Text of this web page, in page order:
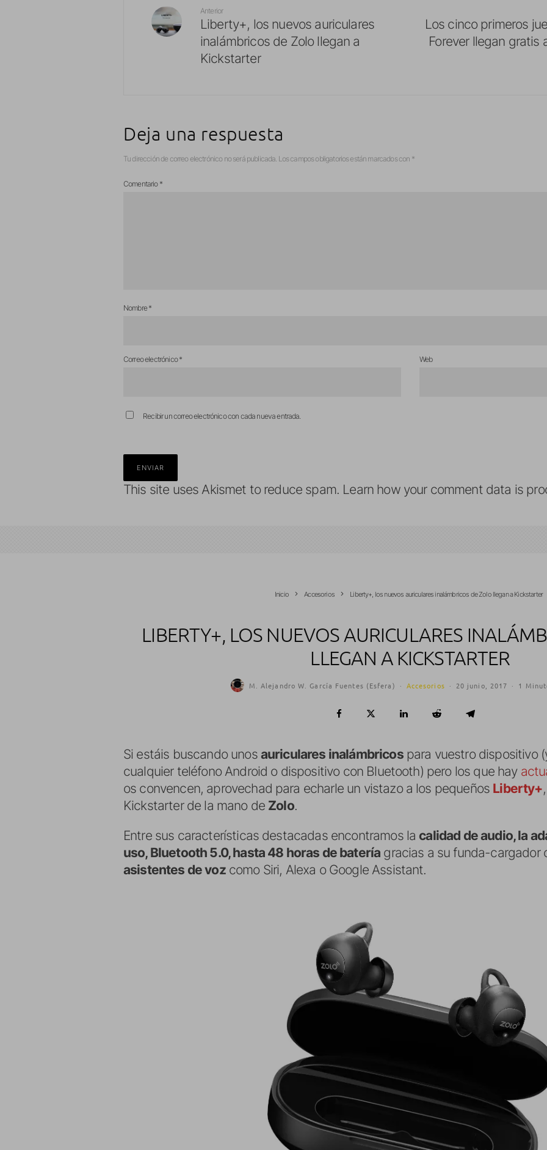
Anterior
Liberty+, los nuevos auriculares
inalámbricos de Zolo llegan a
Kickstarter
Los cinco primeros
Forever llegan gratis
Deja una respuesta
Tu dirección de correo electrónico no será publicada. Los campos obligatorios están marcados con *
Comentario *
Nombre*
Correo electrónico* Web
Recibir un correo electrónico con cada nueva entrada.
This site uses Akismet to reduce spam. Learn how your comment data is
Inicio Accesorios Liberty+, los nuevos auriculares inalámbricos de Zolo llegan a Kickstarter
LIBERTY+, LOS NUEVOS AURICULARES
LLEGAN A KICKSTARTER
M. Alejandro W. García Fuentes (Esfera) · Accesorios · 20 junio, 2017 · 1
Si estáis buscando unos auriculares inalámbricospara vuestro dispositivo
cualquier teléfono Android o dispositivo con Bluetooth) pero los que hay
os convencen, aprovechad para echarle un vistazo a los pequeños Liberty+
Kickstarter de la mano de Zolo.
Entre sus características destacadas encontramos la calidad de audio, la
uso, Bluetooth 5.0, hasta 48 horas de batería gracias a su funda-cargador
asistentes de vozcomo Siri, Alexa o Google Assistant.